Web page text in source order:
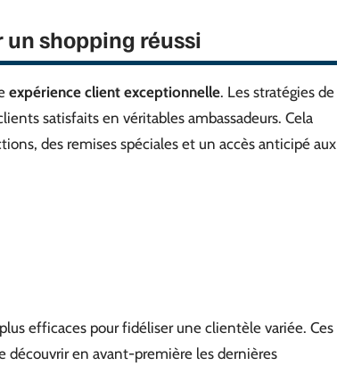
shopping réussi
expérience client exceptionnelle. Les stratégies de
satisfaits en véritables ambassadeurs. Cela
des remises spéciales et un accès anticipé aux
efficaces pour fidéliser une clientèle variée. Ces
en avant-première les dernières